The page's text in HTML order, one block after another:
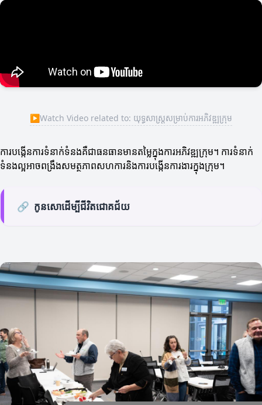
▶Watch Video related to: យុទ្ធសាស្ត្រសម្រាប់ការអភិវឌ្ឍក្រុម
ការបង្កើនការទំនាក់ទំនងគឺជាធនធានមានតម្លៃក្នុងការអភិវឌ្ឍក្រុម។ ការទំនាក់
ទំនងល្អអាចពង្រឹងសមត្ថភាពសហការនិងការបង្កើនការងារក្នុងក្រុម។
🔗 កូនសោដើម្បីជីវិតជោគជ័យ